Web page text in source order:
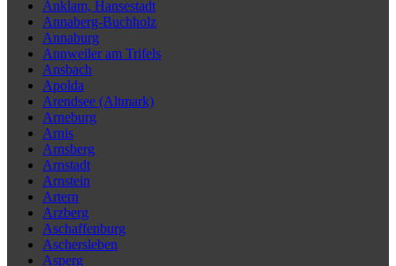
Anklam, Hansestadt
Annaberg-Buchholz
Annaburg
Annweiler am Trifels
Ansbach
Apolda
Arendsee (Altmark)
Arneburg
Arnis
Arnsberg
Arnstadt
Arnstein
Artern
Arzberg
Aschaffenburg
Aschersleben
Asperg